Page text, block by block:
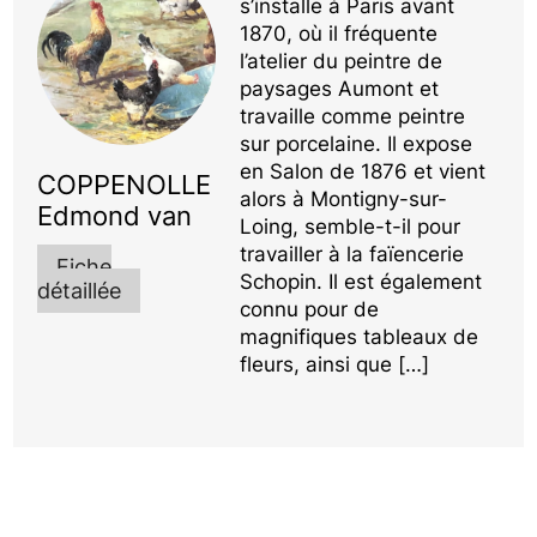
COPPENOLLE
Edmond van
Fiche
détaillée
s’installe à Paris avant
1870, où il fréquente
l’atelier du peintre de
paysages Aumont et
travaille comme peintre
sur porcelaine. Il expose
en Salon de 1876 et vient
alors à Montigny-sur-
Loing, semble-t-il pour
travailler à la faïencerie
Schopin. Il est également
connu pour de
magnifiques tableaux de
fleurs, ainsi que […]